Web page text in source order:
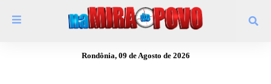
Rondônia, 09 de Agosto de 2026